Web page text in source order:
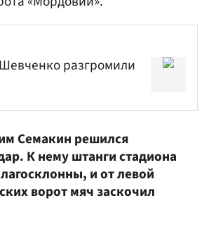
разгромили
Семакин решился
К нему штанги стадиона
и от левой
ворот мяч заскочил